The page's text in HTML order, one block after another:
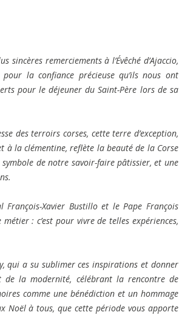
remerciements à l’Évêché d’Ajaccio,
la confiance précieuse qu’ils nous ont
pour le déjeuner du Saint-Père lors de sa
des terroirs corses, cette terre d’exception,
à la clémentine, reflète la beauté de la Corse
de notre savoir-faire pâtissier, et une
Xavier Bustillo et le Pape François
: c’est pour vivre de telles expériences,
qui a su sublimer ces inspirations et donner
de la modernité, célébrant la rencontre de
comme une bénédiction et un hommage
Noël à tous, que cette période vous apporte